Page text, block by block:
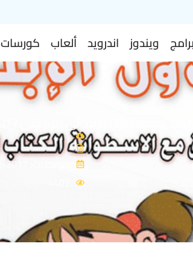
برامج ويندوز اندرويد ألعاب كورسات
للصف الاول الإبتدائى | ترم ثانى 2017